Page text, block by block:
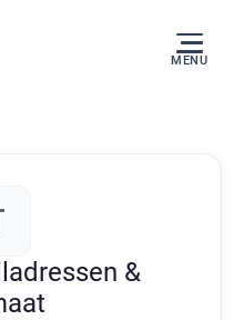
MENU
&